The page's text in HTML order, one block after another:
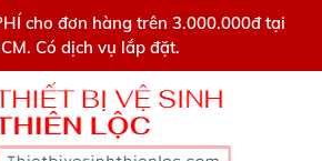
cho đơn hàng trên 3.000.000đ tại
Có dịch vụ lắp đặt.